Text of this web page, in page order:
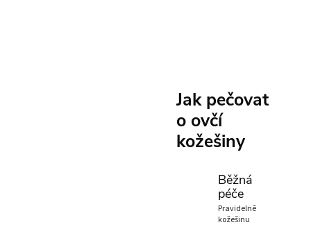
Jak pečovat
o ovčí
kožešiny
Běžná
péče
Pravidelně
kožešinu